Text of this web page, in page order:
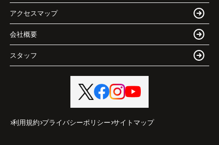
アクセスマップ
会社概要
スタッフ
利用規約 プライバシーポリシー サイトマップ